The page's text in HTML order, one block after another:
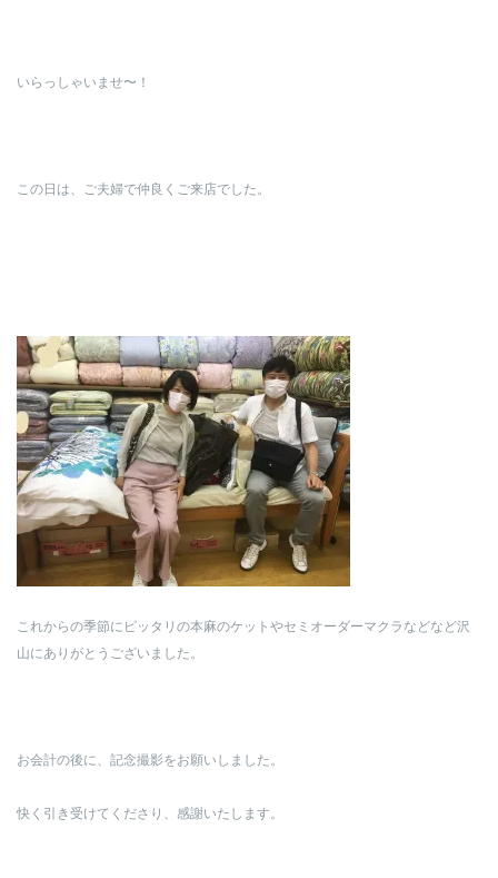
いらっしゃいませ〜！
この日は、ご夫婦で仲良くご来店でした。
これからの季節にピッタリの本麻のケットやセミオーダーマクラなどなど沢
山にありがとうございました。
お会計の後に、記念撮影をお願いしました。
快く引き受けてくださり、感謝いたします。